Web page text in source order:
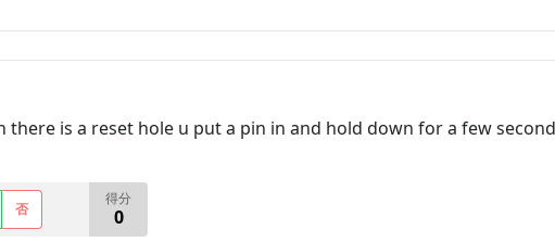
there is a reset hole u put a pin in and hold down for a few
否
得分
0